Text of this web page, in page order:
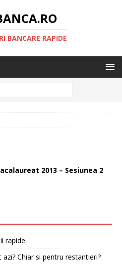
BANCARE RAPIDE
2013 – Sesiunea 2
rapide.
Chiar si pentru restantieri?